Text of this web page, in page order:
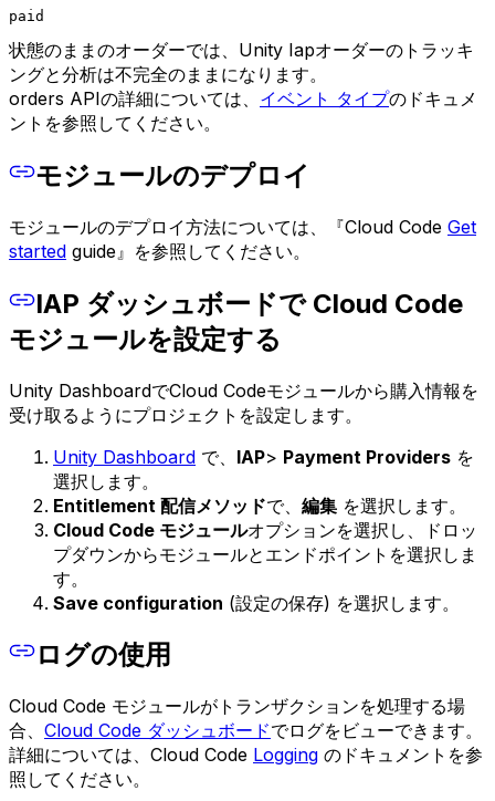
paid
状態のままのオーダーでは、Unity Iapオーダーのトラッキ
ングと分析は不完全のままになります。
orders APIの詳細については、 イベント タイプのドキュメ
ントを参照してください。
モジュールのデプロイ
モジュールのデプロイ方法については、『Cloud Code Get
started guide』を参照してください。
IAP ダッシュボードで Cloud Code
モジュールを設定する
Unity DashboardでCloud Codeモジュールから購入情報を
受け取るようにプロジェクトを設定します。
Unity Dashboard で、 IAP> Payment Providers を
選択します。
Entitlement 配信メソッドで、 編集 を選択します。
Cloud Code モジュールオプションを選択し、ドロッ
プダウンからモジュールとエンドポイントを選択しま
す。
Save configuration (設定の保存) を選択します。
ログの使用
Cloud Code モジュールがトランザクションを処理する場
合、 Cloud Code ダッシュボードでログをビューできます。
詳細については、Cloud Code Logging のドキュメントを参
照してください。